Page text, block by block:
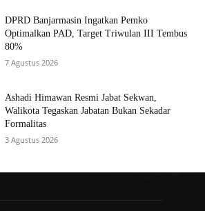
DPRD Banjarmasin Ingatkan Pemko
Optimalkan PAD, Target Triwulan III Tembus
80%
7 Agustus 2026
Ashadi Himawan Resmi Jabat Sekwan,
Walikota Tegaskan Jabatan Bukan Sekadar
Formalitas
3 Agustus 2026